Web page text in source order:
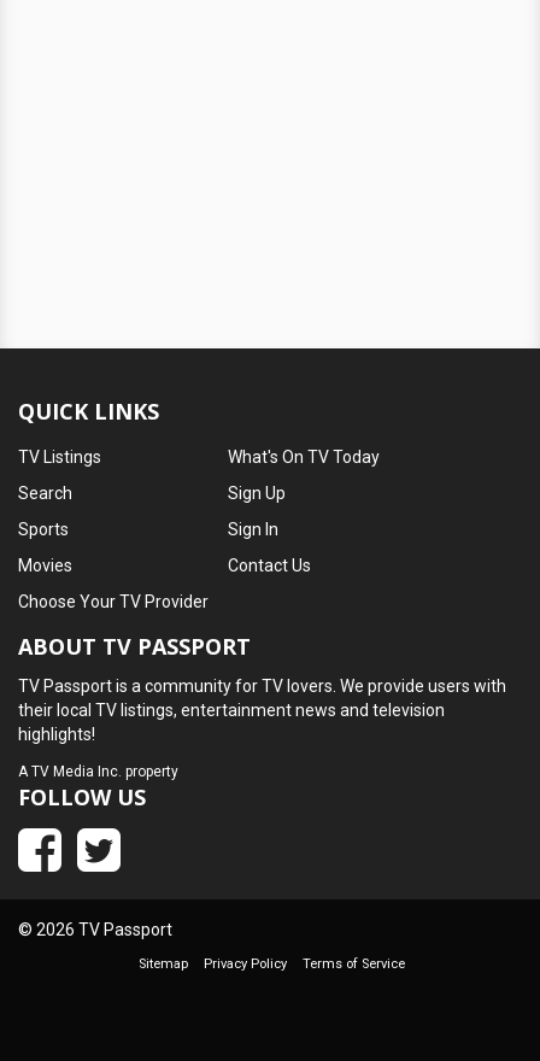
QUICK LINKS
TV Listings
Search
Sports
Movies
What's On TV Today
Sign Up
Sign In
Contact Us
Choose Your TV Provider
ABOUT TV PASSPORT
TV Passport is a community for TV lovers. We provide users with
their local TV listings, entertainment news and television
highlights!
ATV Media Inc. property
FOLLOW US
© 2026 TV Passport
Sitemap Privacy Policy Terms of Service